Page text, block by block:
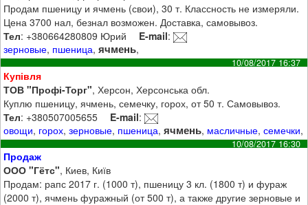
Продам пшеницу и ячмень (свои), 30 т. Классность не измеряли.
Цена 3700 нал, безнал возможен. Доставка, самовывоз.
Тел: +380664280809 Юрий E-mail:
зерновые, пшеница,ячмень,
10/08/2017 16:37
Купівля
ТОВ "Профі-Торг", Херсон, Херсонська обл.
Куплю пшеницу, ячмень, семечку, горох, от 50 т. Самовывоз.
Тел: +380507005655 E-mail:
овощи, горох,зерновые, пшеница,ячмень, масличные,семечки,
10/08/2017 16:30
Продаж
ООО "Гётс", Киев, Київ
Продам: рапс 2017 г. (1000 т), пшеницу 3 кл. (1800 т) и фураж
(2000 т), ячмень фуражный (от 500 т), а также другие зерновые и